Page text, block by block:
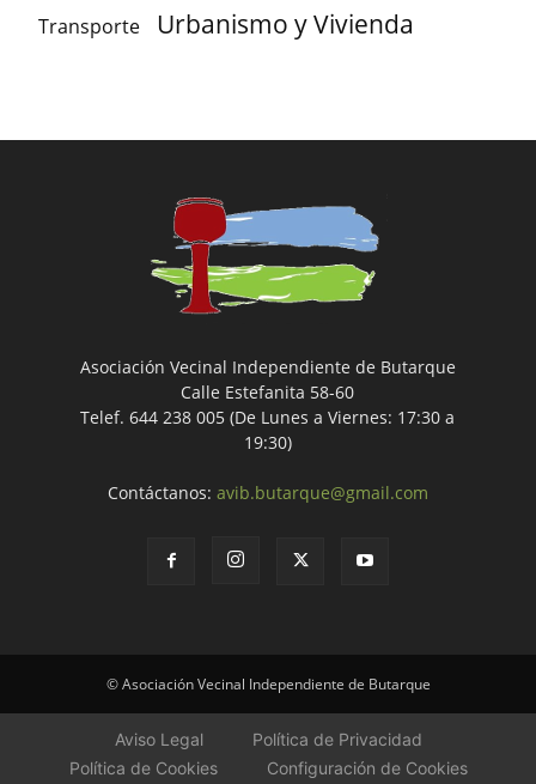
Transporte Urbanismo y Vivienda
Asociación Vecinal Independiente de Butarque
Calle Estefanita 58-60
Telef. 644 238 005 (De Lunes a Viernes: 17:30 a
19:30)
Contáctanos: avib.butarque@gmail.com
© Asociación Vecinal Independiente de Butarque
Aviso Legal
Política de Privacidad
Política de Cookies
Configuración de Cookies